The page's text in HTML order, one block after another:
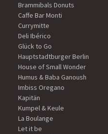
Brammibals Donuts
Caffe Bar Monti
Currymitte
Deli Ibérico
Glück to Go
Hauptstadtburger Berlin
House of Small Wonder
Humus & Baba Ganoush
Imbiss Oregano
Kapitän
Kumpel & Keule
La Boulange
Let it be